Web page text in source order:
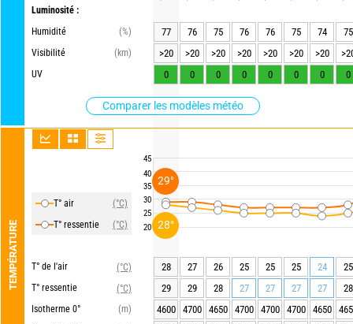
Luminosité :
Humidité
(%)
Visibilité
(km)
UV
Comparer les modèles météo
TEMPÉRATURE
T° air
(°C)
T° ressentie
(°C)
T° de l'air
(°C)
T° ressentie
(°C)
Isotherme 0°
(m)
45
40
35
30
25
20
77 76 75 76 76 75 74
75
>20
>20 >20 >20 >20 >20 >20
0
0 0 0 0 0 0 0
28 27 26 25 25 25 24
25
29
29 28 27 27 27 27
28
4600
4700 4650 4700 4700 4700 4650
28°
29°